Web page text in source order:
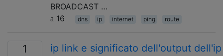
BROADCAST …
16
dns ip internet ping route
1
ip link e significato dell'output dell'ip